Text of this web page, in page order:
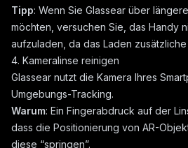
Tipp: Wenn Sie Glassear über
möchten, versuchen Sie, das Handy
aufzuladen, da das Laden
4. Kameralinse reinigen
Glassear nutzt die Kamera Ihres
Umgebungs-Tracking.
Warum: Ein Fingerabdruck auf der
dass die Positionierung von AR-
diese “springen”.